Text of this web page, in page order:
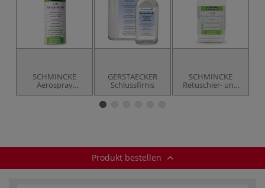
SCHMINCKE
Aerospray
Schluss- und
GERSTAECKER
Schlussfirnis
SCHMINCKE
Retuschier- und
Schlussfirnis
Produkt bestellen